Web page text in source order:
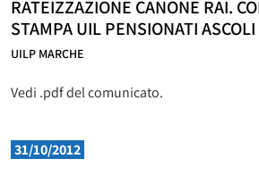
RATEIZZAZIONE CANONE RAI.
STAMPA UIL PENSIONATI
UILP MARCHE
Vedi .pdf del comunicato.
31/10/2012